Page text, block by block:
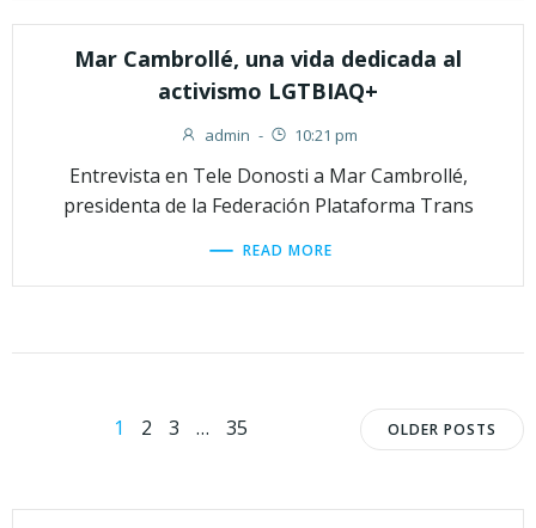
Mar Cambrollé, una vida dedicada al
activismo LGTBIAQ+
admin - 10:21 pm
Entrevista en Tele Donosti a Mar Cambrollé,
presidenta de la Federación Plataforma Trans
READ MORE
Navegación
por
Página
1 Página
2 Página
3 … Página
35
por
OLDER POSTS